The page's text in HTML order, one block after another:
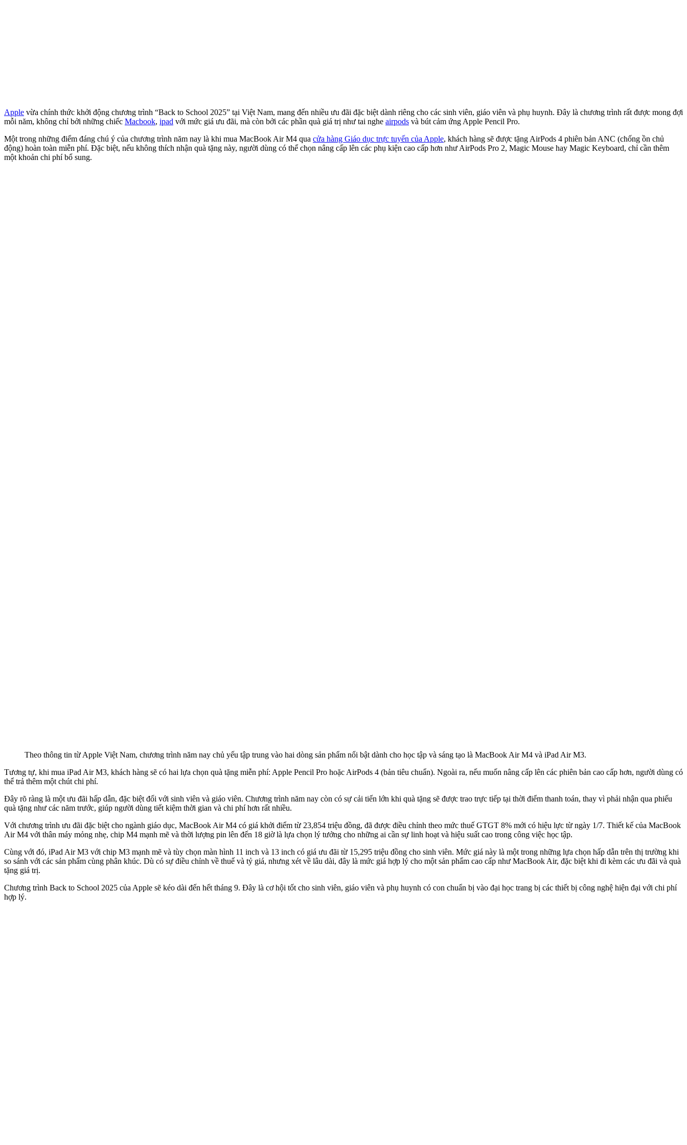
Apple vừa chính thức khởi động chương trình “Back to School 2025” tại Việt Nam, mang đến nhiều ưu đãi đặc biệt dành riêng cho các sinh viên, giáo viên và phụ huynh. Đây là chương trình rất được mong đợi
mỗi năm, không chỉ bởi những chiếc Macbook, ipad với mức giá ưu đãi, mà còn bởi các phần quà giá trị như tai nghe airpods và bút cảm ứng Apple Pencil Pro.
Một trong những điểm đáng chú ý của chương trình năm nay là khi mua MacBook Air M4 qua cửa hàng Giáo dục trực tuyến của Apple, khách hàng sẽ được tặng AirPods 4 phiên bản ANC (chống ồn chủ
động) hoàn toàn miễn phí. Đặc biệt, nếu không thích nhận quà tặng này, người dùng có thể chọn nâng cấp lên các phụ kiện cao cấp hơn như AirPods Pro 2, Magic Mouse hay Magic Keyboard, chỉ cần thêm
một khoản chi phí bổ sung.
Theo thông tin từ Apple Việt Nam, chương trình năm nay chủ yếu tập trung vào hai dòng sản phẩm nổi bật dành cho học tập và sáng tạo là MacBook Air M4 và iPad Air M3.
Tương tự, khi mua iPad Air M3, khách hàng sẽ có hai lựa chọn quà tặng miễn phí: Apple Pencil Pro hoặc AirPods 4 (bản tiêu chuẩn). Ngoài ra, nếu muốn nâng cấp lên các phiên bản cao cấp hơn, người dùng có
thể trả thêm một chút chi phí.
Đây rõ ràng là một ưu đãi hấp dẫn, đặc biệt đối với sinh viên và giáo viên. Chương trình năm nay còn có sự cải tiến lớn khi quà tặng sẽ được trao trực tiếp tại thời điểm thanh toán, thay vì phải nhận qua phiếu
quà tặng như các năm trước, giúp người dùng tiết kiệm thời gian và chi phí hơn rất nhiều.
Với chương trình ưu đãi đặc biệt cho ngành giáo dục, MacBook Air M4 có giá khởi điểm từ 23,854 triệu đồng, đã được điều chỉnh theo mức thuế GTGT 8% mới có hiệu lực từ ngày 1/7. Thiết kế của MacBook
Air M4 với thân máy mỏng nhẹ, chip M4 mạnh mẽ và thời lượng pin lên đến 18 giờ là lựa chọn lý tưởng cho những ai cần sự linh hoạt và hiệu suất cao trong công việc học tập.
Cùng với đó, iPad Air M3 với chip M3 mạnh mẽ và tùy chọn màn hình 11 inch và 13 inch có giá ưu đãi từ 15,295 triệu đồng cho sinh viên. Mức giá này là một trong những lựa chọn hấp dẫn trên thị trường khi
so sánh với các sản phẩm cùng phân khúc. Dù có sự điều chỉnh về thuế và tỷ giá, nhưng xét về lâu dài, đây là mức giá hợp lý cho một sản phẩm cao cấp như MacBook Air, đặc biệt khi đi kèm các ưu đãi và quà
tặng giá trị.
Chương trình Back to School 2025 của Apple sẽ kéo dài đến hết tháng 9. Đây là cơ hội tốt cho sinh viên, giáo viên và phụ huynh có con chuẩn bị vào đại học trang bị các thiết bị công nghệ hiện đại với chi phí
hợp lý.